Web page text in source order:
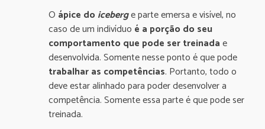
O ápice do iceberge parte emersa e visível, no
caso de um indivíduo é a porção do seu
comportamento que pode ser treinadae
desenvolvida. Somente nesse ponto é que pode
trabalhar as competências. Portanto, todo o
deve estar alinhado para poder desenvolver a
competência. Somente essa parte é que pode ser
treinada.